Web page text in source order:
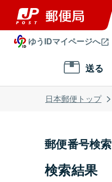
ゆうIDマイページへ
送る
日本郵便トップ
郵便番号検索
検索結果